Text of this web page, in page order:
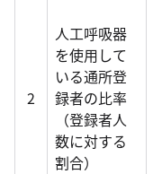
2
人工呼吸器
を使用して
いる通所登
録者の比率
（登録者人
数に対する
割合）